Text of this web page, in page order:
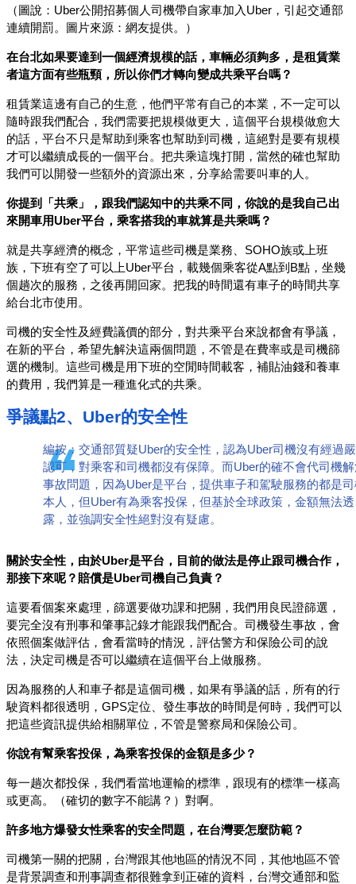
（圖說：Uber公開招募個人司機帶自家車加入Uber，引起交通部
連續開罰。圖片來源：網友提供。）
在台北如果要達到一個經濟規模的話，車輛必須夠多，是租賃業
者這方面有些瓶頸，所以你們才轉向變成共乘平台嗎？
租賃業這邊有自己的生意，他們平常有自己的本業，不一定可以
隨時跟我們配合，我們需要把規模做更大，這個平台規模做愈大
的話，平台不只是幫助到乘客也幫助到司機，這絕對是要有規模
才可以繼續成長的一個平台。把共乘這塊打開，當然的確也幫助
我們可以開發一些額外的資源出來，分享給需要叫車的人。
你提到「共乘」，跟我們認知中的共乘不同，你說的是我自己出
來開車用Uber平台，乘客搭我的車就算是共乘嗎？
就是共享經濟的概念，平常這些司機是業務、SOHO族或上班
族，下班有空了可以上Uber平台，載幾個乘客從A點到B點，坐幾
個趟次的服務，之後再開回家。把我的時間還有車子的時間共享
給台北市使用。
司機的安全性及經費議價的部分，對共乘平台來說都會有爭議，
在新的平台，希望先解決這兩個問題，不管是在費率或是司機篩
選的機制。這些司機是用下班的空閒時間載客，補貼油錢和養車
的費用，我們算是一種進化式的共乘。
爭議點2、Uber的安全性
編按：交通部質疑Uber的安全性，認為Uber司機沒有經過
認可，對乘客和司機都沒有保障。而Uber的確不會代司機
事故問題，因為Uber是平台，提供車子和駕駛服務的都是
本人，但Uber有為乘客投保，但基於全球政策，金額無法透
露，並強調安全性絕對沒有疑慮。
關於安全性，由於Uber是平台，目前的做法是停止跟司機合作，
那接下來呢？賠償是Uber司機自己負責？
這要看個案來處理，篩選要做功課和把關，我們用良民證篩選，
要完全沒有刑事和肇事記錄才能跟我們配合。司機發生事故，會
依照個案做評估，會看當時的情況，評估警方和保險公司的說
法，決定司機是否可以繼續在這個平台上做服務。
因為服務的人和車子都是這個司機，如果有爭議的話，所有的行
駛資料都很透明，GPS定位、發生事故的時間是何時，我們可以
把這些資訊提供給相關單位，不管是警察局和保險公司。
你說有幫乘客投保，為乘客投保的金額是多少？
每一趟次都投保，我們看當地運輸的標準，跟現有的標準一樣高
或更高。（確切的數字不能講？）對啊。
許多地方爆發女性乘客的安全問題，在台灣要怎麼防範？
司機第一關的把關，台灣跟其他地區的情況不同，其他地區不管
是背景調查和刑事調查都很難拿到正確的資料，台灣交通部和監